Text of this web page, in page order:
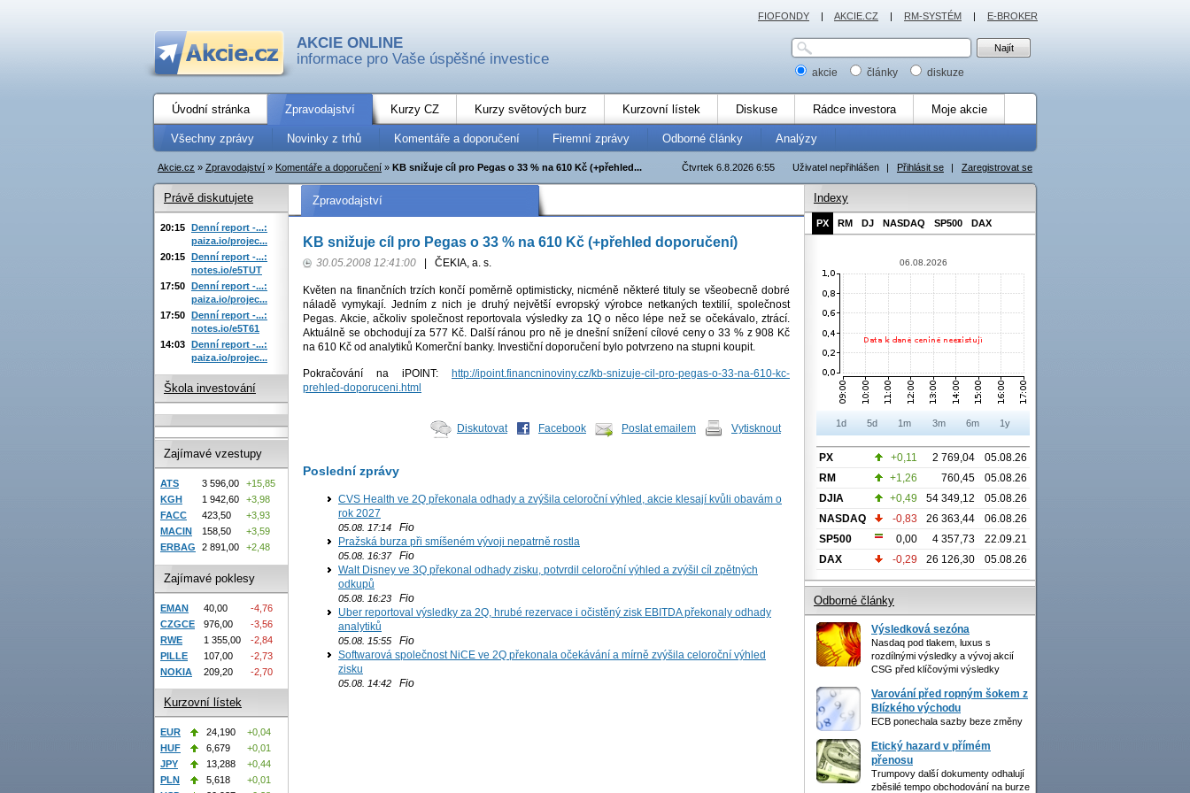
AKCIE ONLINE
informace pro Vaše úspěšné investice
akcie články diskuze
Úvodní stránka Zpravodajství Kurzy CZ Kurzy světových burz Kurzovní lístek Diskuse Rádce investora Moje akcie
Všechny zprávy Novinky z trhů Komentáře a doporučení Firemní zprávy Odborné články Analýzy
Uživatel nepřihlášen | Přihlásit se | Zaregistrovat se
Čtvrtek 6.8.2026 6:55
Akcie.cz » Zpravodajství » Komentáře a doporučení » KB snižuje cíl pro Pegas o 33 % na 610 Kč (+přehled...
Zpravodajství
KB snižuje cíl pro Pegas o 33 % na 610 Kč (+přehled doporučení)
30.05.2008 12:41:00 ČEKIA, a. s.
Květen na finančních trzích končí poměrně optimisticky, nicméně některé tituly se všeobecně dobré
náladě vymykají. Jedním z nich je druhý největší evropský výrobce netkaných textilií, společnost
Pegas. Akcie, ačkoliv společnost reportovala výsledky za 1Q o něco lépe než se očekávalo, ztrácí.
Aktuálně se obchodují za 577 Kč. Další ránou pro ně je dnešní snížení cílové ceny o 33 % z 908 Kč
na 610 Kč od analytiků Komerční banky. Investiční doporučení bylo potvrzeno na stupni koupit.
Pokračování na iPOINT:
http://ipoint.financninoviny.cz/kb-snizuje-cil-pro-pegas-o-33-na-610-kc-
prehled-doporuceni.html
Diskutovat Facebook Poslat emailem Vytisknout
Poslední zprávy
CVS Health ve 2Q překonala odhady a zvýšila celoroční výhled, akcie klesají kvůli obavám o
rok 2027
05.08. 17:14 Fio
Pražská burza při smíšeném vývoji nepatrně rostla
05.08. 16:37Fio
Walt Disney ve 3Q překonal odhady zisku, potvrdil celoroční výhled a zvýšil cíl zpětných
odkupů
05.08. 16:23 Fio
Uber reportoval výsledky za 2Q, hrubé rezervace i očistěný zisk EBITDA překonaly odhady
analytiků
05.08. 15:55 Fio
Softwarová společnost NiCE ve 2Q překonala očekávání a mírně zvýšila celoroční výhled
zisku
05.08. 14:42 Fio
Právě diskutujete
20:15 Denní report -...:
paiza.io/projec...
20:15 Denní report -...:
notes.io/e5TUT
17:50 Denní report -...:
paiza.io/projec...
17:50 Denní report -...:
notes.io/e5T61
14:03 Denní report -...:
paiza.io/projec...
Škola investování
Zajímavé vzestupy
ATS 3 596,00
+15,85
KGH
1 942,60
+3,98
FACC
423,50
+3,93
MACIN
158,50
+3,59
ERBAG
2 891,00 +2,48
Zajímavé poklesy
EMAN 40,00
-4,76
CZGCE
976,00
-3,56
RWE
1 355,00
-2,84
PILLE
107,00
-2,73
NOKIA
209,20 -2,70
Kurzovní lístek
EUR 24,190
+0,04
HUF
6,679
+0,01
JPY
13,288
+0,44
PLN
5,618
+0,01
Indexy
PX RM DJ NASDAQ SP500 DAX
06.08.2026
1d 5d 1m 3m 6m 1y
PX +0,11 2 769,04
05.08.26
RM
+1,26 760,45
05.08.26
DJIA
+0,49 54 349,12
05.08.26
NASDAQ
-0,83 26 363,44
06.08.26
SP500
0,00 4 357,73
22.09.21
DAX
-0,29 26 126,30 05.08.26
Odborné články
Výsledková sezóna
Nasdaq pod tlakem, luxus s
rozdílnými výsledky a vývoj akcií
CSG před klíčovými výsledky
Varování před ropným šokem z
Blízkého východu
ECB ponechala sazby beze změny
Etický hazard v přímém
přenosu
Trumpovy další dokumenty odhalují
zběsilé tempo obchodování na burze
FIOFONDY | AKCIE.CZ | RM-SYSTÉM | E-BROKER